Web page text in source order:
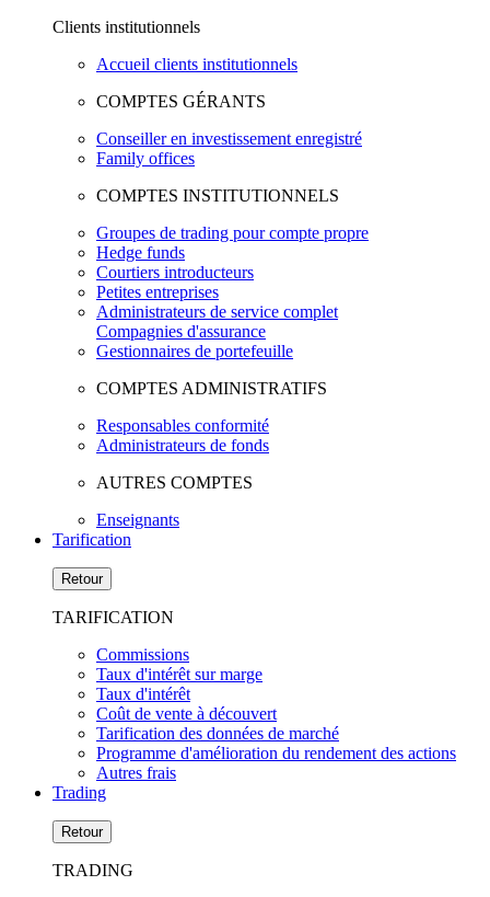
Clients institutionnels
Accueil clients institutionnels
COMPTES GÉRANTS
Conseiller en investissement enregistré
Family offices
COMPTES INSTITUTIONNELS
Groupes de trading pour compte propre
Hedge funds
Courtiers introducteurs
Petites entreprises
Administrateurs de service complet
Compagnies d'assurance
Gestionnaires de portefeuille
COMPTES ADMINISTRATIFS
Responsables conformité
Administrateurs de fonds
AUTRES COMPTES
Enseignants
Tarification
Retour
TARIFICATION
Commissions
Taux d'intérêt sur marge
Taux d'intérêt
Coût de vente à découvert
Tarification des données de marché
Programme d'amélioration du rendement des actions
Autres frais
Trading
Retour
TRADING